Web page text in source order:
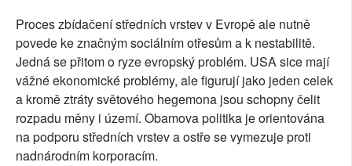
Proces zbídačení středních vrstev v Evropě ale nutně
povede ke značným sociálním otřesům a k nestabilitě.
Jedná se přitom o ryze evropský problém. USA sice mají
vážné ekonomické problémy, ale figurují jako jeden celek
a kromě ztráty světového hegemona jsou schopny čelit
rozpadu měny i území. Obamova politika je orientována
na podporu středních vrstev a ostře se vymezuje proti
nadnárodním korporacím.